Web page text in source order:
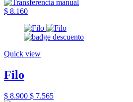
$ 8.160
Quick view
Filo
$ 8.900 $ 7.565